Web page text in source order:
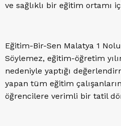
ve sağlıklı bir eğitim ortamı
Eğitim-Bir-Sen Malatya 1
Söylemez, eğitim-öğretim
nedeniyle yaptığı
yapan tüm eğitim
öğrencilere verimli bir tatil